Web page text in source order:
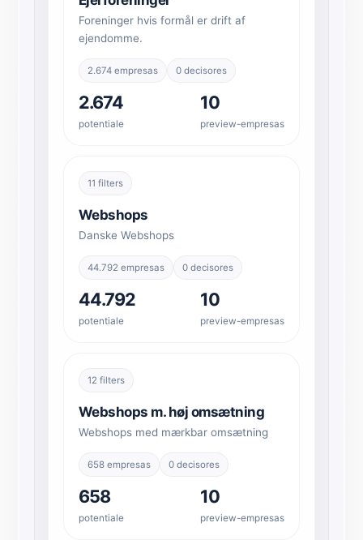
Foreninger hvis formål er drift af
ejendomme.
2.674 empresas 0 decisores
2.674
potentiale
10
preview-empresas
11 filters
Webshops
Danske Webshops
44.792 empresas 0 decisores
44.792
potentiale
10
preview-empresas
12 filters
Webshops m. høj omsætning
Webshops med mærkbar omsætning
658 empresas 0 decisores
658
potentiale
10
preview-empresas